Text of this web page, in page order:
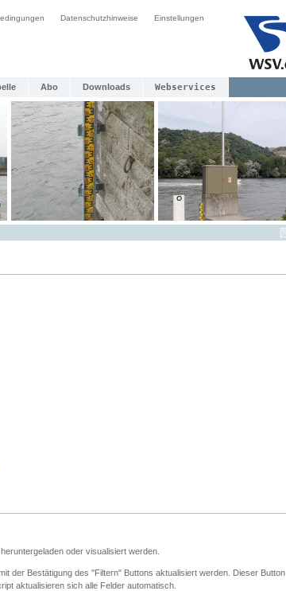
Datenschutzhinweise Einstellungen
Abo Downloads Webservices
oder visualisiert werden.
der Bestätigung des "Filtern" Buttons aktualisiert werden. Dieser Button
aktualisieren sich alle Felder automatisch.